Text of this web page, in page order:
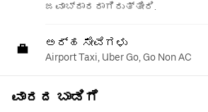
ಜವಾಬ್ದಾರರಾಗಿರುತ್ತೀರಿ.
ಅರ್ಹ ಸೇವೆಗಳು
Airport Taxi, Uber Go, Go Non AC
ವಾರದ ಬಾಡಿಗೆ